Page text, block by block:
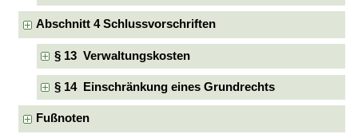
Abschnitt 4 Schlussvorschriften
§ 13 Verwaltungskosten
§ 14 Einschränkung eines Grundrechts
Fußnoten